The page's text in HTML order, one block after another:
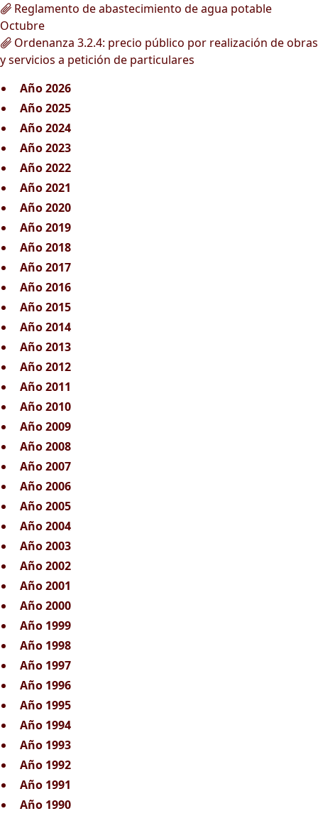
Reglamento de abastecimiento de agua potable
Octubre
Ordenanza 3.2.4: precio público por realización de obras
y servicios a petición de particulares
Año 2026
Año 2025
Año 2024
Año 2023
Año 2022
Año 2021
Año 2020
Año 2019
Año 2018
Año 2017
Año 2016
Año 2015
Año 2014
Año 2013
Año 2012
Año 2011
Año 2010
Año 2009
Año 2008
Año 2007
Año 2006
Año 2005
Año 2004
Año 2003
Año 2002
Año 2001
Año 2000
Año 1999
Año 1998
Año 1997
Año 1996
Año 1995
Año 1994
Año 1993
Año 1992
Año 1991
Año 1990